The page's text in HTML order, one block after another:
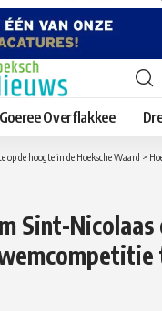
Goeree Overflakkee
op de hoogte in de Hoeksche Waard >
Sint-